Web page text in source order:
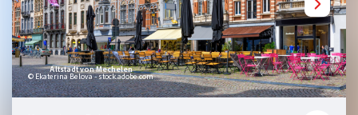
Altstadt von Mechelen
© Ekaterina Belova - stock.adobe.com